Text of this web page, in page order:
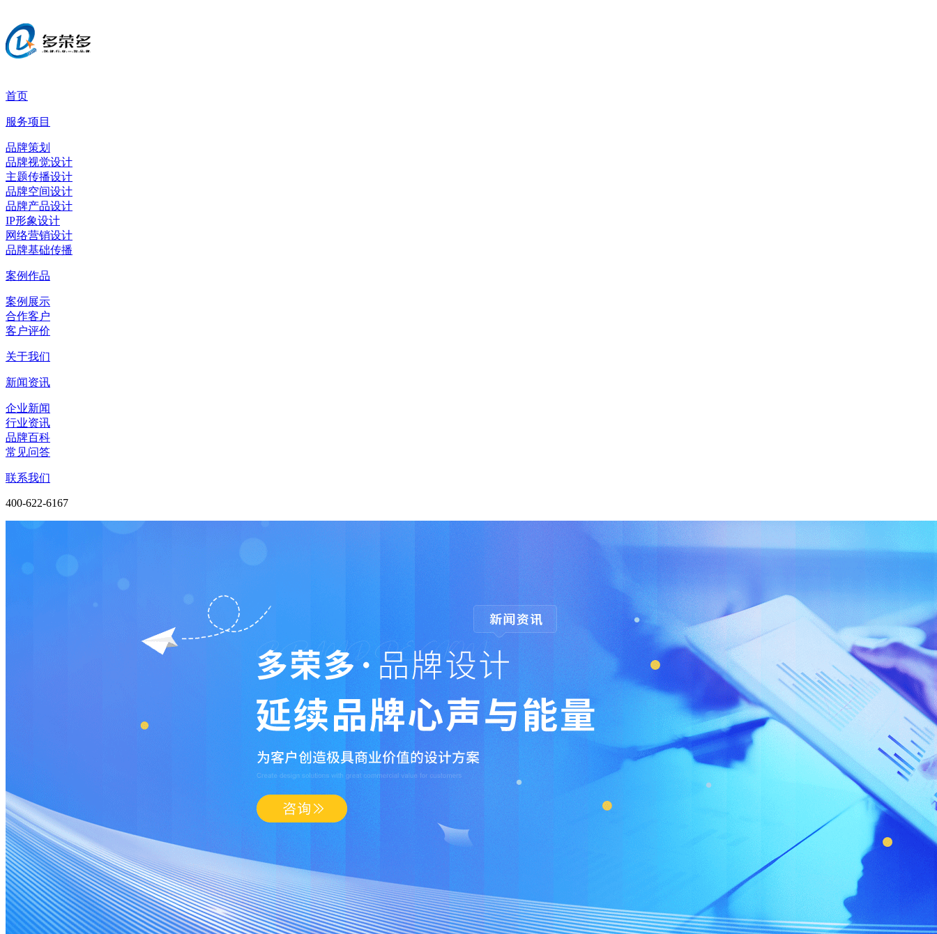
首页
服务项目
品牌策划
品牌视觉设计
主题传播设计
品牌空间设计
品牌产品设计
IP形象设计
网络营销设计
品牌基础传播
案例作品
案例展示
合作客户
客户评价
关于我们
新闻资讯
企业新闻
行业资讯
品牌百科
常见问答
联系我们
400-622-6167